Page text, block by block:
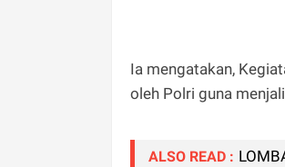
Ia mengatakan,
oleh Polri guna
ALSO READ :